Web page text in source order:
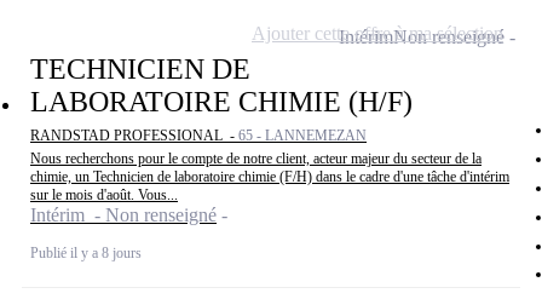
TECHNICIEN DE
LABORATOIRE CHIMIE (H/F)
RANDSTAD PROFESSIONAL - 65 - LANNEMEZAN
Nous recherchons pour le compte de notre client, acteur majeur du secteur de la
chimie, un Technicien de laboratoire chimie (F/H) dans le cadre d'une tâche d'intérim
sur le mois d'août. Vous...
Intérim - Non renseigné
Publié il y a 8 jours
IntérimNon renseigné
Ajouter cette offre à ma sélection